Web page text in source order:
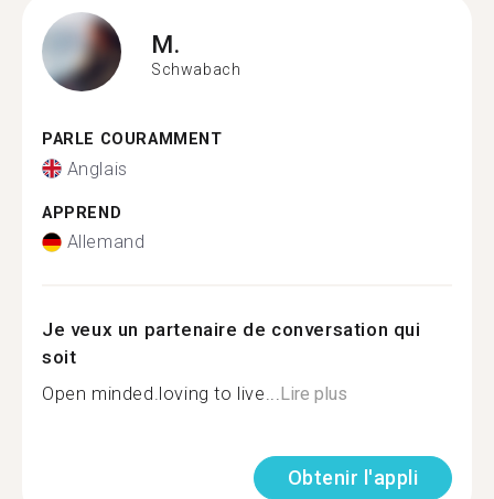
M.
Schwabach
PARLE COURAMMENT
Anglais
APPREND
Allemand
Je veux un partenaire de conversation qui
soit
Open minded.loving to live...Lire plus
Obtenir l'appli